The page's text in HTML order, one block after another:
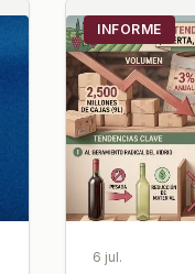
INFORME
6 jul.